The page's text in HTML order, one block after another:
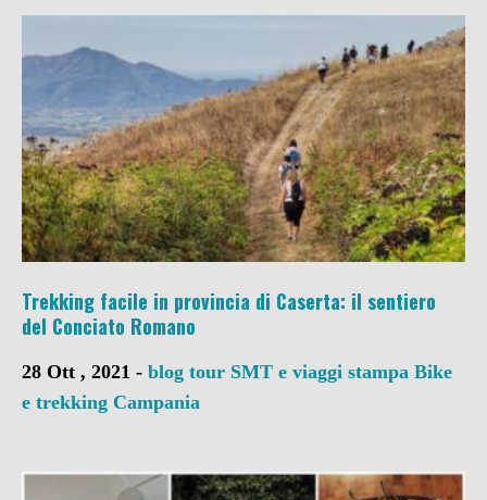
Trekking facile in provincia di Caserta: il sentiero
del Conciato Romano
28 Ott , 2021 - blog tour SMT e viaggi stampa Bike
e trekking Campania